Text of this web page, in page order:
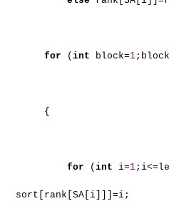
for ( int block=1
{
for ( int i=1
sort[rank[SA[i]]]=i;